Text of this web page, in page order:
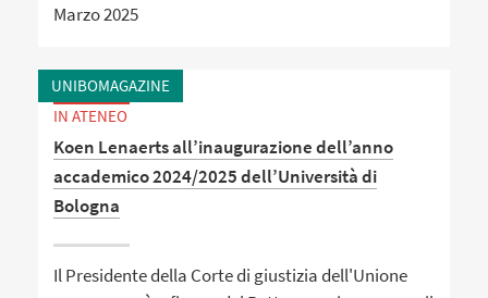
Marzo 2025
UNIBOMAGAZINE
IN ATENEO
Koen Lenaerts all’inaugurazione dell’anno
accademico 2024/2025 dell’Università di
Bologna
Il Presidente della Corte di giustizia dell'Unione